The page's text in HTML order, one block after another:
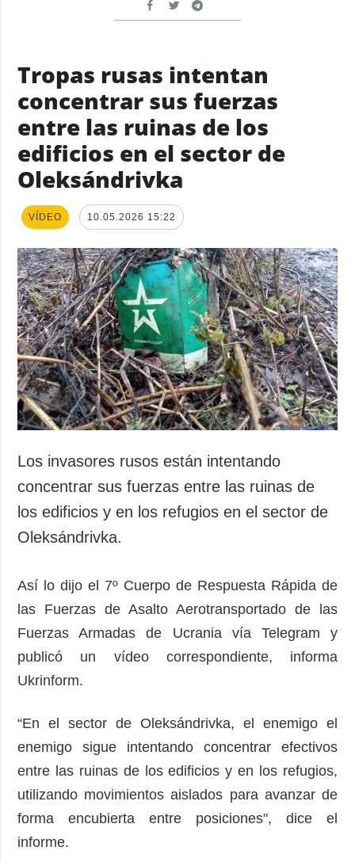
Tropas rusas intentan
concentrar sus fuerzas
entre las ruinas de los
edificios en el sector de
Oleksándrivka
VÍDEO 10.05.2026 15:22
Los invasores rusos están intentando
concentrar sus fuerzas entre las ruinas de
los edificios y en los refugios en el sector de
Oleksándrivka.
Así lo dijo el 7º Cuerpo de Respuesta Rápida de
las Fuerzas de Asalto Aerotransportado de las
Fuerzas Armadas de Ucrania vía Telegram y
publicó un vídeo correspondiente, informa
Ukrinform.
“En el sector de Oleksándrivka, el enemigo el
enemigo sigue intentando concentrar efectivos
entre las ruinas de los edificios y en los refugios,
utilizando movimientos aislados para avanzar de
forma encubierta entre posiciones", dice el
informe.